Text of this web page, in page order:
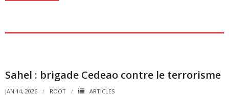
Sahel : brigade Cedeao contre le terrorisme
JAN 14, 2026 ROOT ARTICLES